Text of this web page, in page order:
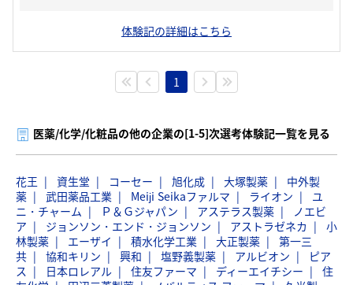
体験記の詳細はこちら
1
医薬/化学/化粧品の他の企業の[1-5]次選考体験記一覧を見る
花王 資生堂 コーセー 旭化成 大塚製薬
中外製
薬
武田薬品工業 Meiji Seikaファルマ ライオン
ユ
ニ・チャーム
Ｐ＆Ｇジャパン アステラス製薬
ノエビ
ア
ジョンソン・エンド・ジョンソン アストラゼネカ
小
林製薬
エーザイ 積水化学工業 大正製薬
第一三
共
協和キリン 興和 塩野義製薬 アルビオン
ピア
ス
日本ロレアル 住友ファーマ ディーエイチシー
住